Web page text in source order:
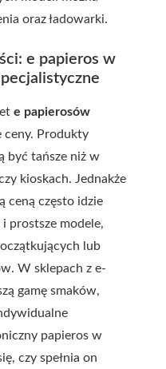
oraz ładowarki.
e papieros w
e papierosów
ceny. Produkty
być tańsze niż w
kioskach. Jednakże
ceną często idzie
prostsze modele,
lub
W sklepach z e-
gamę smaków,
papieros w
czy spełnia on